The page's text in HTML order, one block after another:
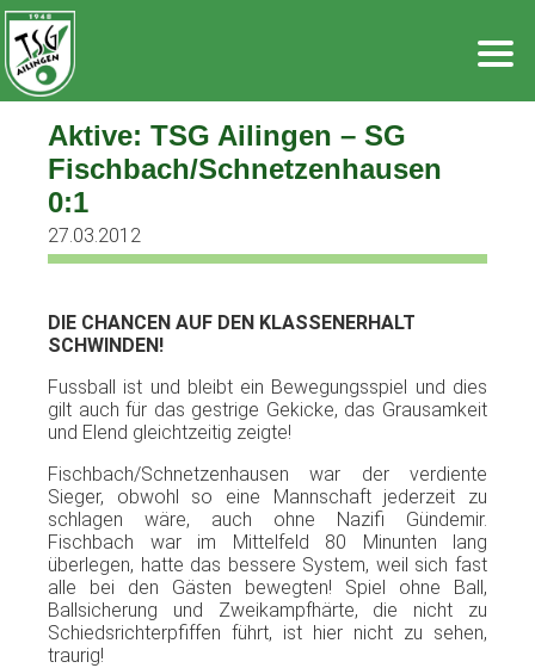
Zum
Inhalt
springen
Aktive: TSG Ailingen – SG
Fischbach/Schnetzenhausen
0:1
27.03.2012
DIE CHANCEN AUF DEN KLASSENERHALT
SCHWINDEN!
Fussball ist und bleibt ein Bewegungsspiel und dies
gilt auch für das gestrige Gekicke, das Grausamkeit
und Elend gleichtzeitig zeigte!
Fischbach/Schnetzenhausen war der
verdiente
Sieger, obwohl so eine Mannschaft jederzeit
zu
schlagen
wäre, auch ohne Nazifi Gündemir.
Fischbach war im Mittelfeld 80 Minunten
lang
überlegen, hatte das bessere System, weil sich fast
alle
bei den Gästen bewegten! Spiel ohne Ball,
Ballsicherung und Zweikampfhärte, die nicht
zu
Schiedsrichterpfiffen führt, ist hier nicht zu sehen,
traurig!